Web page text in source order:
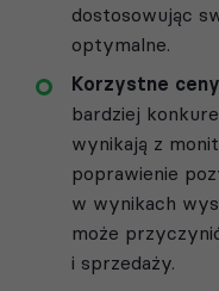
dostosowując
optymalne.
Korzystne
bardziej
wynikają z
poprawienie
w wynikach
może
i sprzedaży.